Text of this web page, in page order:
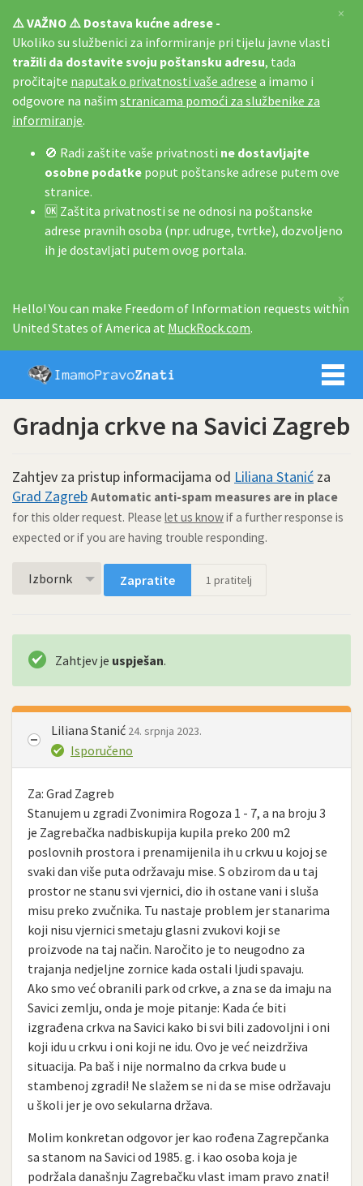
⚠️ VAŽNO ⚠️ Dostava kućne adrese -
Ukoliko su službenici za informiranje pri tijelu javne vlasti
tražili da dostavite svoju poštansku adresu, tada
pročitajte naputak o privatnosti vaše adrese a imamo i
odgovore na našim stranicama pomoći za službenike za
informiranje.
🚫 Radi zaštite vaše privatnosti ne dostavljajte
osobne podatke poput poštanske adrese putem ove
stranice.
🆗 Zaštita privatnosti se ne odnosi na poštanske
adrese pravnih osoba (npr. udruge, tvrtke), dozvoljeno
ih je dostavljati putem ovog portala.
×
Hello! You can make Freedom of Information requests within
United States of America at MuckRock.com.
×
Imamo
Gradnja crkve na Savici Zagreb
Zahtjev za pristup informacijama od Liliana Stanić za
Grad Zagreb Automatic anti-spam measures are in place
for this older request. Please let us knowif a further response is
expected or if you are having trouble responding.
Izbornk Zapratite 1 pratitelj
Zahtjev je uspješan.
Liliana Stanić 24. srpnja 2023.
Isporučeno
Za: Grad Zagreb
Stanujem u zgradi Zvonimira Rogoza 1 - 7, a na broju 3
je Zagrebačka nadbiskupija kupila preko 200 m2
poslovnih prostora i prenamijenila ih u crkvu u kojoj se
svaki dan više puta održavaju mise. S obzirom da u taj
prostor ne stanu svi vjernici, dio ih ostane vani i sluša
misu preko zvučnika. Tu nastaje problem jer stanarima
koji nisu vjernici smetaju glasni zvukovi koji se
proizvode na taj način. Naročito je to neugodno za
trajanja nedjeljne zornice kada ostali ljudi spavaju.
Ako smo već obranili park od crkve, a zna se da imaju na
Savici zemlju, onda je moje pitanje: Kada će biti
izgrađena crkva na Savici kako bi svi bili zadovoljni i oni
koji idu u crkvu i oni koji ne idu. Ovo je već neizdrživa
situacija. Pa baš i nije normalno da crkva bude u
stambenoj zgradi! Ne slažem se ni da se mise održavaju
u školi jer je ovo sekularna država.
Molim konkretan odgovor jer kao rođena Zagrepčanka
sa stanom na Savici od 1985. g. i kao osoba koja je
podržala današnju Zagrebačku vlast imam pravo znati!